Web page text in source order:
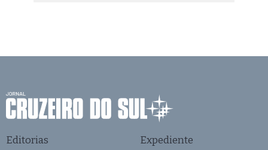
Editorias Expediente